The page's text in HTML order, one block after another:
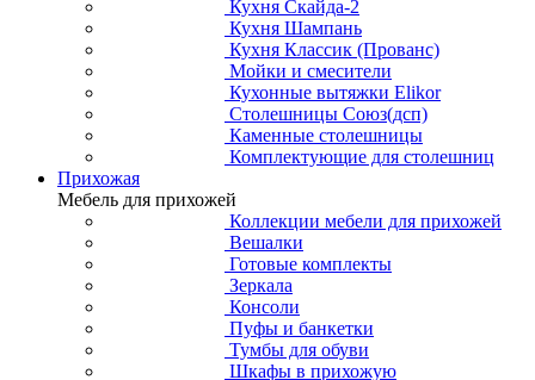
Кухня Скайда-2
Кухня Шампань
Кухня Классик (Прованс)
Мойки и смесители
Кухонные вытяжки Elikor
Столешницы Союз(дсп)
Каменные столешницы
Комплектующие для столешниц
Прихожая
Мебель для прихожей
Коллекции мебели для прихожей
Вешалки
Готовые комплекты
Зеркала
Консоли
Пуфы и банкетки
Тумбы для обуви
Шкафы в прихожую